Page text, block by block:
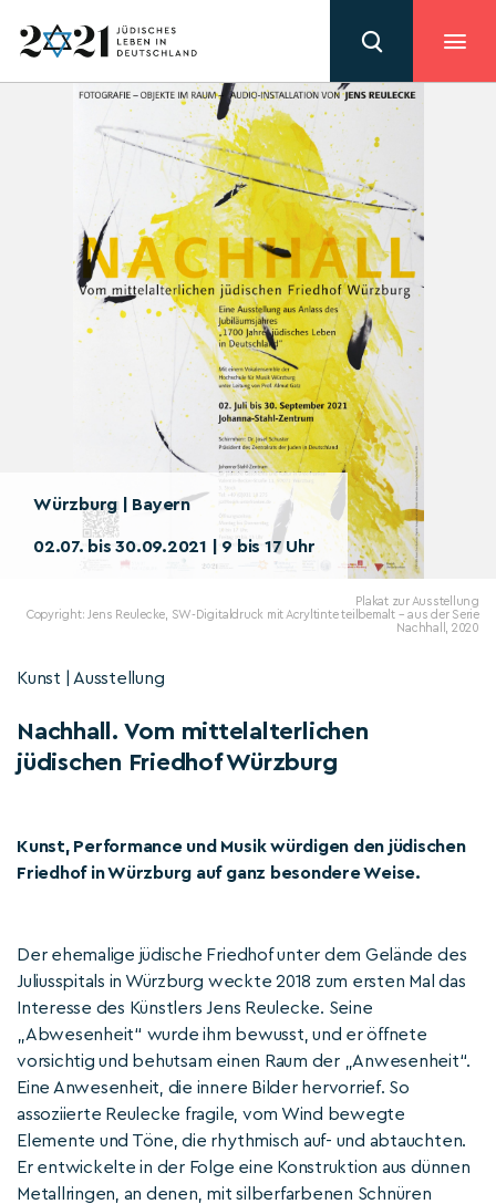
Würzburg | Bayern
02.07. bis 30.09.2021 | 9 bis 17 Uhr
Plakat zur Ausstellung
Copyright: Jens Reulecke, SW-Digitaldruck mit Acryltinte teilbemalt – aus der Serie
Nachhall, 2020
Kunst | Ausstellung
Nachhall. Vom mittelalterlichen
jüdischen Friedhof Würzburg
Kunst, Performance und Musik würdigen den jüdischen
Friedhof in Würzburg auf ganz besondere Weise.
Der ehemalige jüdische Friedhof unter dem Gelände des
Juliusspitals in Würzburg weckte 2018 zum ersten Mal das
Interesse des Künstlers Jens Reulecke. Seine
„Abwesenheit“ wurde ihm bewusst, und er öffnete
vorsichtig und behutsam einen Raum der „Anwesenheit“.
Eine Anwesenheit, die innere Bilder hervorrief. So
assoziierte Reulecke fragile, vom Wind bewegte
Elemente und Töne, die rhythmisch auf- und abtauchten.
Er entwickelte in der Folge eine Konstruktion aus dünnen
Metallringen, an denen, mit silberfarbenen Schnüren